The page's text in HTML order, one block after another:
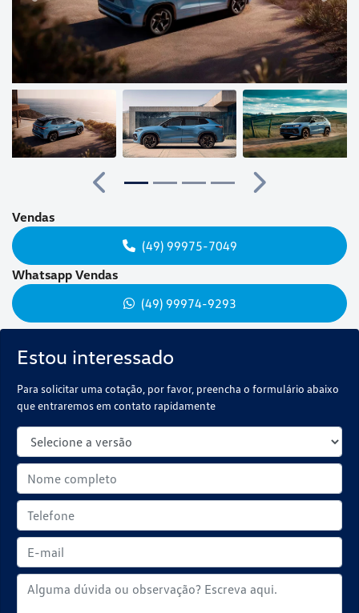
Estou interessado
Para solicitar uma cotação, por favor, preencha o formulário abaixo
que entraremos em contato rapidamente
Anterior
Próximo
Vendas
(49) 99975-7049
Whatsapp Vendas
(49) 99974-9293